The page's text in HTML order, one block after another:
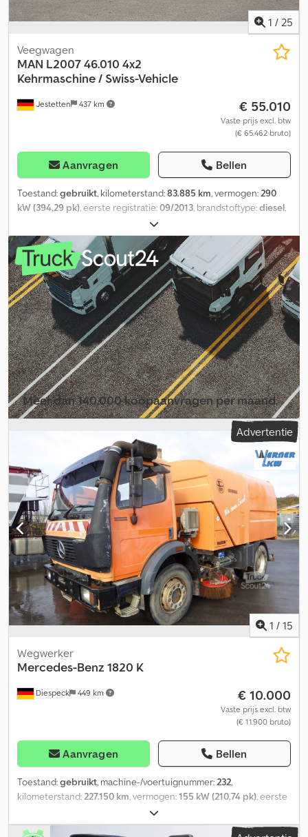
1 / 25
Jestetten 437 km
Veegwagen
MAN L2007 46.010 4x2
Kehrmaschine / Swiss-Vehicle
€ 55.010
Vaste prijs excl. btw
(€ 65.462 bruto)
Aanvragen Bellen
Toestand:gebruikt, kilometerstand:83.885 km, vermogen:290
kW (394,29 pk), eerste registratie:09/2013, brandstoftype:diesel,
, bandenmaten:
asconfiguratie:4x2, wielbasis:4.000 mm, volgende keuring (TÜV):
03/2024
, bestuurderscabine:dagcabine , soort overbrenging:
mechanisch, emissieklasse:Euro 5, ophanging: staal-lucht, aantal
zitplaatsen:2, totale lengte: 7.000 mm, totale breedte: 25.500 mm,
totale hoogte:29.000 mm , voorbandmaat: 295 / 80 R 22.5 / 8mm,
bedrijfsklaar gewicht:
18.000 kg, Uitrusting: airconditioning,
Meer dan 140.000 koopaanvragen per maand.
Advertentie
1 / 15
Diespeck 449 km
Wegwerker
Mercedes-Benz 1820 K
€ 10.000
Vaste prijs excl. btw
(€ 11.900 bruto)
Aanvragen Bellen
Toestand:gebruikt, machine-/voertuignummer:232,
kilometerstand:227.150 km, vermogen:155 kW (210,74 pk), eerste
, brandstoftype:
kg, bandenmaten:295/80 r 22,5, asconfiguratie:2 assen, wielbasis: